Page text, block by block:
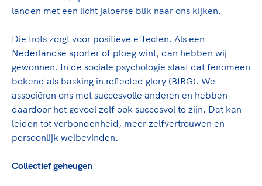
Sport verenigt. Op sportclubs, pleintjes, tijdens
de sportschool te gaan. Door samen te juichen
voor Sifan Hassan, Rico Verhoeven, Diede de
Groot en het Nederlands Elftal. Of met trots te
genieten van de karatewedstrijd van je dochter,
de halve marathon van je moeder of de
hockeywedstrijd van je buurjongen.
Lees verder
Clubondersteuning
Samen voor een veilige
sportomgeving
Voor welk gedrag staat de club? Wat mag wel
langs de lijn, in de kleedkamer, kantine en online?
En wat mag vooral niet? Een gedragscode geeft
onderdeel van het clubbeleid rondom gewenst en
De TeamNL Academie
De TeamNL Academie biedt een leer- en
ontwikkelprogramma voor de volgende functies
binnen TeamNL programma's: experts, coaches,
bestuurders, (technisch) directeuren, managers en
toekomstig kader.
Lees verder
landen met een licht jaloerse blik naar ons kijken.
Die trots zorgt voor positieve effecten. Als een
Nederlandse sporter of ploeg wint, dan hebben wij
gewonnen. In de sociale psychologie staat dat fenomeen
bekend als basking in reflected glory (BIRG). We
associëren ons met succesvolle anderen en hebben
daardoor het gevoel zelf ook succesvol te zijn. Dat kan
leiden tot verbondenheid, meer zelfvertrouwen en
persoonlijk welbevinden.
Collectief geheugen